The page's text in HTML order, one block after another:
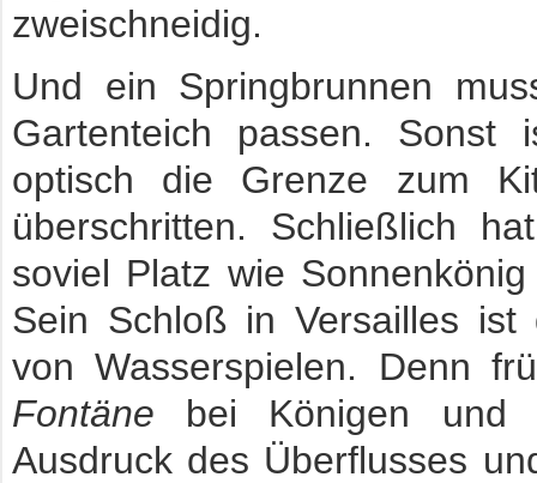
zweischneidig.
Und ein Springbrunnen
Gartenteich passen. Sonst
optisch die Grenze zum
überschritten. Schließlich
soviel Platz wie
Sein Schloß in Versailles ist
von Wasserspielen. Denn
Fontäne bei Königen und
Ausdruck des Überflusses